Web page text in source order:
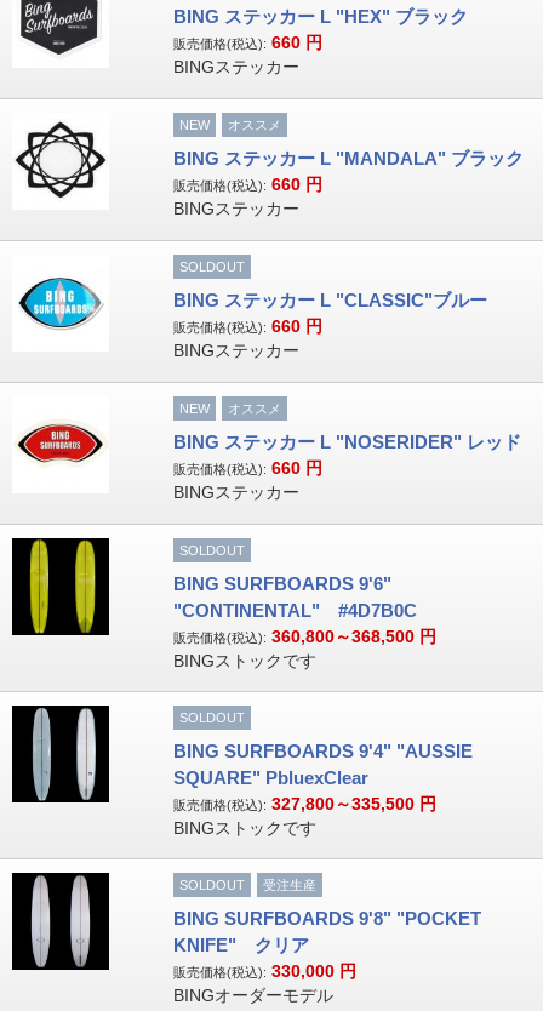
BING ステッカー L "HEX" ブラック
販売価格(税込): 660 円
BINGステッカー
NEW オススメ
BING ステッカー L "MANDALA" ブラック
販売価格(税込): 660 円
BINGステッカー
SOLDOUT
BING ステッカー L "CLASSIC"ブルー
販売価格(税込): 660 円
BINGステッカー
NEW オススメ
BING ステッカー L "NOSERIDER" レッド
販売価格(税込): 660 円
BINGステッカー
SOLDOUT
BING SURFBOARDS 9'6"
"CONTINENTAL" #4D7B0C
販売価格(税込): 360,800～368,500 円
BINGストックです
SOLDOUT
BING SURFBOARDS 9'4" "AUSSIE
SQUARE" PbluexClear
販売価格(税込): 327,800～335,500 円
BINGストックです
SOLDOUT 受注生産
BING SURFBOARDS 9'8" "POCKET
KNIFE" クリア
販売価格(税込): 330,000 円
BINGオーダーモデル